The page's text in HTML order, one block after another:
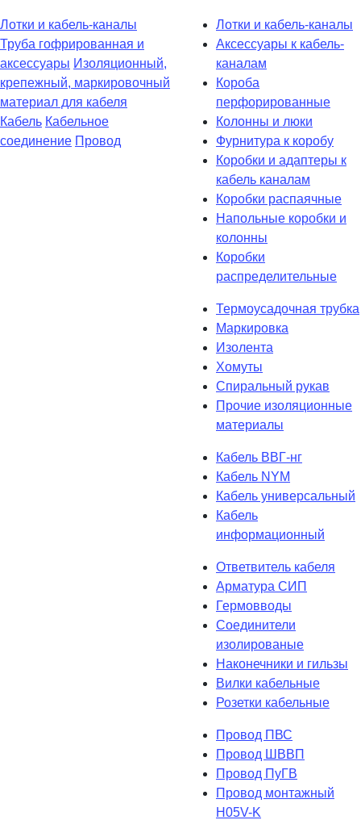
Лотки и кабель-каналы
Труба гофрированная и
аксессуары Изоляционный,
крепежный, маркировочный
материал для кабеля
Кабель Кабельное
соединение Провод
Лотки и кабель-каналы
Аксессуары к кабель-
каналам
Короба
перфорированные
Колонны и люки
Фурнитура к коробу
Коробки и адаптеры к
кабель каналам
Коробки распаячные
Напольные коробки и
колонны
Коробки
распределительные
Термоусадочная трубка
Маркировка
Изолента
Хомуты
Спиральный рукав
Прочие изоляционные
материалы
Кабель ВВГ-нг
Кабель NYM
Кабель универсальный
Кабель
информационный
Ответвитель кабеля
Арматура СИП
Гермовводы
Соединители
изолированые
Наконечники и гильзы
Вилки кабельные
Розетки кабельные
Провод ПВС
Провод ШВВП
Провод ПуГВ
Провод монтажный
H05V-K